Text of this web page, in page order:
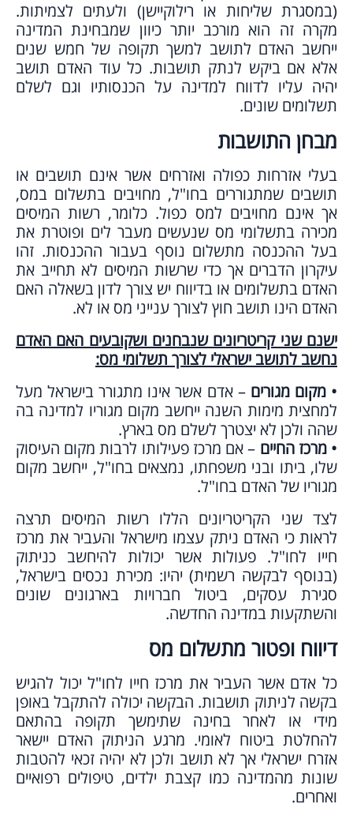
(במסגרת שליחות או רילוקיישן) ולעתים לצמיתות.
מקרה זה הוא מורכב יותר כיוון שמבחינת המדינה
ייחשב האדם לתושב למשך תקופה של חמש שנים
אלא אם ביקש לנתק תושבות. כל עוד האדם תושב
יהיה עליו לדווח למדינה על הכנסותיו וגם לשלם
תשלומים שונים.
מבחן התושבות
בעלי אזרחות כפולה ואזרחים אשר אינם תושבים או
תושבים שמתגוררים בחו"ל, מחויבים בתשלום במס,
אך אינם מחויבים למס כפול. כלומר, רשות המיסים
מכירה בתשלומי מס שנעשים מעבר לים ופוטרת את
בעל ההכנסה מתשלום נוסף בעבור ההכנסות. זהו
עיקרון הדברים אך כדי שרשות המיסים לא תחייב את
האדם בתשלומים או בדיווח יש צורך לדון בשאלה האם
האדם הינו תושב חוץ לצורך ענייני מס או לא.
ישנם שני קריטריונים שנבחנים ושקובעים האם האדם
נחשב לתושב ישראלי לצורך תשלומי מס:
• מקום מגורים – אדם אשר אינו מתגורר בישראל מעל
למחצית מימות השנה ייחשב מקום מגוריו למדינה בה
שהה ולכן לא יצטרך לשלם מס בארץ.
• מרכז החיים – אם מרכז פעילותו לרבות מקום העיסוק
שלו, ביתו ובני משפחתו, נמצאים בחו"ל, ייחשב מקום
מגוריו של האדם בחו"ל.
לצד שני הקריטריונים הללו רשות המיסים תרצה
לראות כי האדם ניתק עצמו מישראל והעביר את מרכז
חייו לחו"ל. פעולות אשר יכולות להיחשב כניתוק
(בנוסף לבקשה רשמית) יהיו: מכירת נכסים בישראל,
סגירת עסקים, ביטול חברויות בארגונים שונים
והשתקעות במדינה החדשה.
דיווח ופטור מתשלום מס
כל אדם אשר העביר את מרכז חייו לחו"ל יכול להגיש
בקשה לניתוק תושבות. הבקשה יכולה להתקבל באופן
מידי או לאחר בחינה שתימשך תקופה בהתאם
להחלטת ביטוח לאומי. מרגע הניתוק האדם יישאר
אזרח ישראלי אך לא תושב ולכן לא יהיה זכאי להטבות
שונות מהמדינה כמו קצבת ילדים, טיפולים רפואיים
ואחרים.